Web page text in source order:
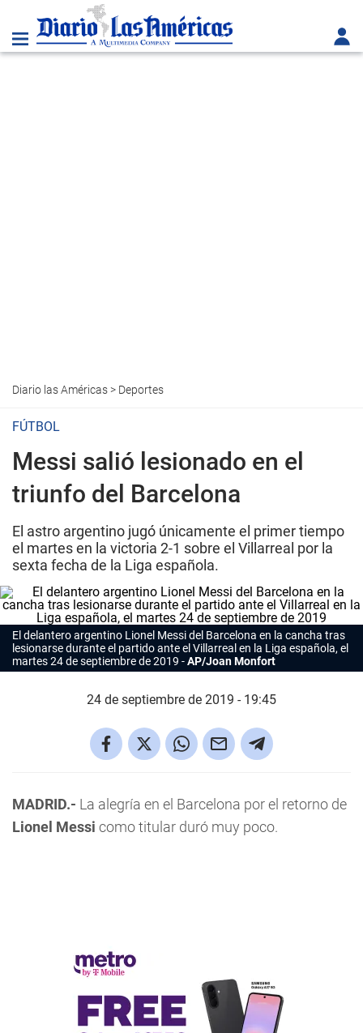
Diario las Américas> Deportes
FÚTBOL
Messi salió lesionado en el
triunfo del Barcelona
El astro argentino jugó únicamente el primer tiempo
el martes en la victoria 2-1 sobre el Villarreal por la
sexta fecha de la Liga española.
El delantero argentino Lionel Messi del Barcelona en la cancha tras
lesionarse durante el partido ante el Villarreal en la Liga española, el
martes 24 de septiembre de 2019
AP/Joan Monfort
24 de septiembre de 2019 - 19:45
MADRID.- La alegría en el Barcelona por el retorno de
Lionel Messi como titular duró muy poco.